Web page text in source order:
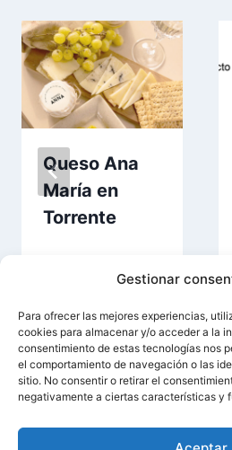
Gestionar
Para ofrecer las mejores experiencias,
cookies para almacenar y/o acceder a la
consentimiento de estas tecnologías nos
el comportamiento de navegación o las
sitio. No consentir o retirar el
negativamente a ciertas características y
Queso Ana
María en
Torrente